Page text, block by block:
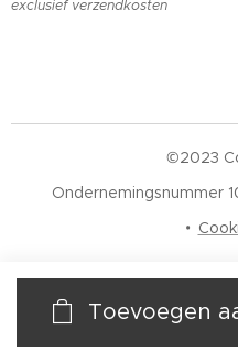
exclusief verzendkosten
Toevoegen
©2023
Ondernemingsnummer